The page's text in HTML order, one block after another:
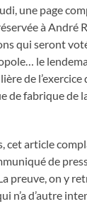
une page
à André
qui seront
le
de l’exercice
de fabrique de
cet article
de
preuve, on y
n’a d’autre